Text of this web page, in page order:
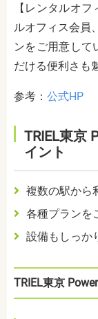
【レンタルオ
ルオフィス会員
ンをご用意して
だける便利さも
参考： 公式HP
TRIEL東京
イント
複数の駅から
各種プランを
設備もしっか
TRIEL東京